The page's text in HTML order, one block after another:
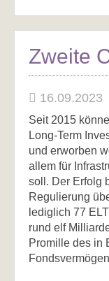
Zweite
16.09.2023
Seit 2015
Long-Term
und erworben
allem für
soll. Der Erfolg
Regulierung
lediglich 77
rund elf
Promille des in